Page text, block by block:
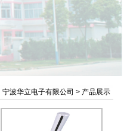
宁波华立电子有限公司 > 产品展示